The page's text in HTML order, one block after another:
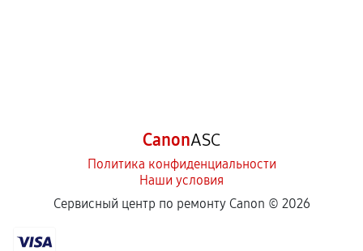
CanonASC
Политика конфиденциальности
Наши условия
Сервисный центр по ремонту Canon © 2026